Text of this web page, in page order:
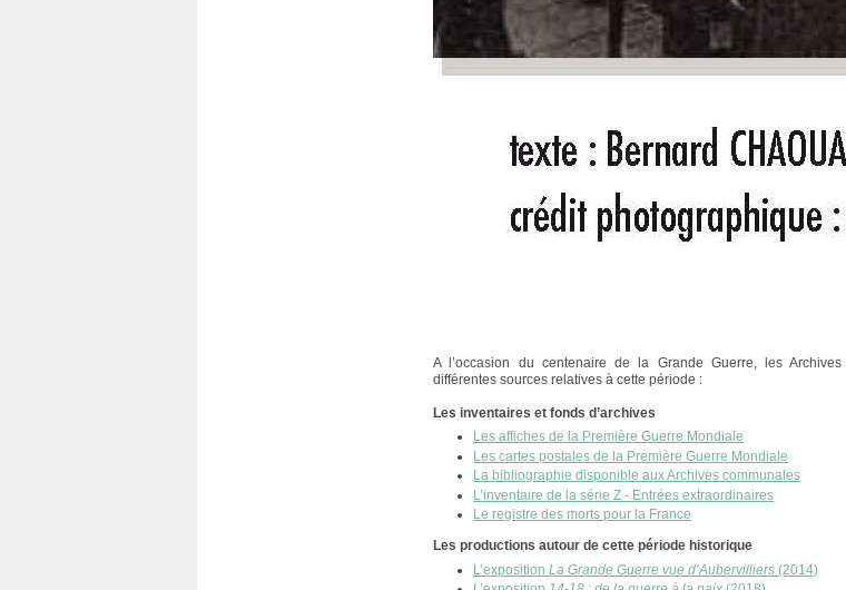
A l’occasion du centenaire de la Grande Guerre, les
différentes sources relatives à cette période :
Les inventaires et fonds d’archives
Les affiches de la Première Guerre Mondiale
Les cartes postales de la Première Guerre Mondiale
La bibliographie disponible aux Archives communales
L’inventaire de la série Z - Entrées extraordinaires
Le registre des morts pour la France
Les productions autour de cette période historique
L’expositionLa Grande Guerre vue d’Aubervilliers (2014)